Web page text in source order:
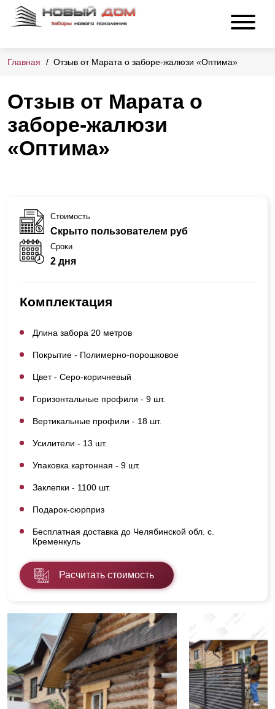
Главная Отзыв от Марата о заборе-жалюзи «Оптима»
Отзыв от Марата о
заборе-жалюзи
«Оптима»
Стоимость
Скрыто пользователем руб
Сроки
2 дня
Комплектация
Длина забора 20 метров
Покрытие - Полимерно-порошковое
Цвет - Серо-коричневый
Горизонтальные профили - 9 шт.
Вертикальные профили - 18 шт.
Усилители - 13 шт.
Упаковка картонная - 9 шт.
Заклепки - 1100 шт.
Подарок-сюрприз
Бесплатная доставка до Челябинской обл. с.
Кременкуль
Расчитать стоимость